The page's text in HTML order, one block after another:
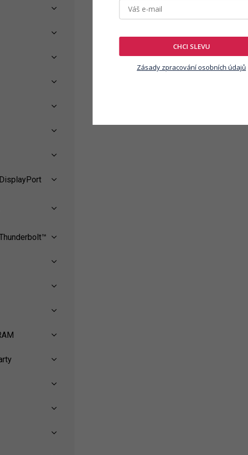
CHCI SLEVU
Zásady zpracování osobních údajů